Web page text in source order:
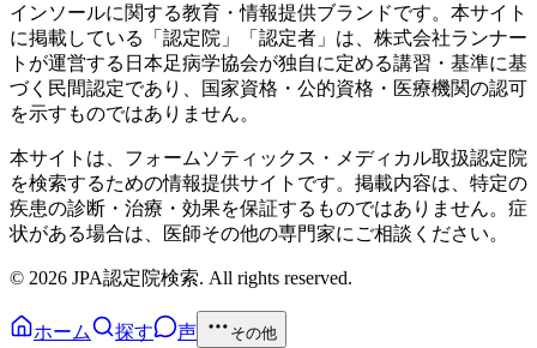
インソールに関する教育・情報提供ブランドです。本サイト
に掲載している「認定院」「認定者」は、株式会社ランナー
トが運営する日本足病学協会が独自に定める講習・基準に基
づく民間認定であり、国家資格・公的資格・医療機関の認可
を示すものではありません。
本サイトは、フォームソティックス・メディカル取扱認定院
を検索するための情報提供サイトです。掲載内容は、特定の
疾患の診断・治療・効果を保証するものではありません。症
状がある場合は、医師その他の専門家にご相談ください。
© 2026 JPA認定院検索. All rights reserved.
ホーム 探す 声 その他